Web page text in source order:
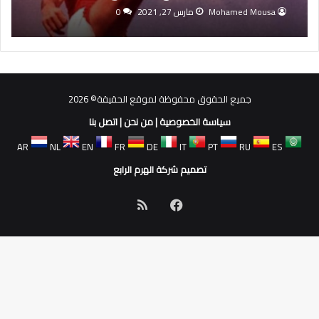
Mohamed Mousa مارس 27, 2021 0
جميع الحقوق محفوظة لموقع الحقيقة© 2026
سياسة الخصوصية|من نحن|اتصل بنا
AR
NL EN FR DE IT PT RU
ES
تصميم شركة الهرم الرابع
فيسبوك
الموقع